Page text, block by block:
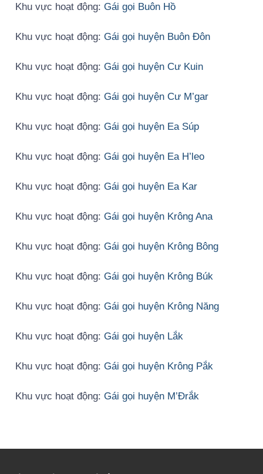
Khu vực hoạt động: Gái gọi Buôn Hồ
Khu vực hoạt động: Gái gọi huyện Buôn Đôn
Khu vực hoạt động: Gái gọi huyện Cư Kuin
Khu vực hoạt động: Gái gọi huyện Cư M’gar
Khu vực hoạt động: Gái gọi huyện Ea Súp
Khu vực hoạt động: Gái gọi huyện Ea H’leo
Khu vực hoạt động: Gái gọi huyện Ea Kar
Khu vực hoạt động: Gái gọi huyện Krông Ana
Khu vực hoạt động: Gái gọi huyện Krông Bông
Khu vực hoạt động: Gái gọi huyện Krông Búk
Khu vực hoạt động: Gái gọi huyện Krông Năng
Khu vực hoạt động: Gái gọi huyện Lắk
Khu vực hoạt động: Gái gọi huyện Krông Pắk
Khu vực hoạt động: Gái gọi huyện M’Đrắk